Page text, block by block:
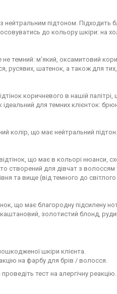
нейтральним підтоном. Підходить
до кольору шкіри: на
темний: м'який, оксамитовий
русявих, шатенок, а також для
коричневого в нашій
для темних клієнток:
колір, що має нейтральний
що має в кольорі нюанси,
створений для дівчат з волоссям
та вище (від темного до
що має благородну підсилену
золотистий блонд,
шкіри клієнта.
на фарбу для брів / волосся.
тест на алергічну реакцію.